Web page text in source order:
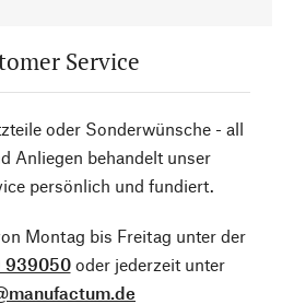
Service
oder Sonderwünsche - all
Anliegen behandelt unser
persönlich und fundiert.
Montag bis Freitag unter der
939050oder jederzeit unter